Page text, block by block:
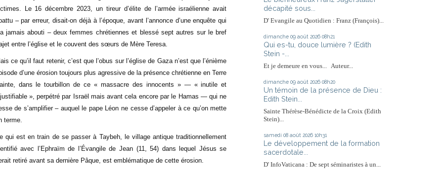
Le 16 décembre 2023, un tireur d’élite de l’armée israélienne avait
– par erreur, disait-on déjà à l’époque, avant l’annonce d’une enquête qui
jamais abouti – deux femmes chrétiennes et blessé sept autres sur le bref
entre l’église et le couvent des sœurs de Mère Teresa.
ce qu’il faut retenir, c’est que l’obus sur l’église de Gaza n’est que l’énième
d’une érosion toujours plus agressive de la présence chrétienne en Terre
dans le tourbillon de ce « massacre des innocents » — « inutile et
», perpétré par Israël mais avant cela encore par le Hamas — qui ne
de s’amplifier – auquel le pape Léon ne cesse d’appeler à ce qu’on mette
terme.
qui est en train de se passer à Taybeh, le village antique traditionnellement
avec l’Ephraïm de l’Évangile de Jean (11, 54) dans lequel Jésus se
retiré avant sa dernière Pâque, est emblématique de cette érosion.
décapité sous...
D' Evangile au Quotidien : Franz (François)...
dimanche 09 août 2026 08h21
Qui es-tu, douce lumière ? (Edith
Stein -...
Et je demeure en vous... Auteur...
dimanche 09 août 2026 08h20
Un témoin de la présence de Dieu :
Edith Stein...
Sainte Thérèse-Bénédicte de la Croix (Edith
Stein)...
samedi 08 août 2026 10h31
Le développement de la formation
sacerdotale...
D' InfoVaticana : De sept séminaristes à un...